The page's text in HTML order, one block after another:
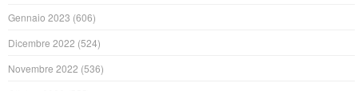
Gennaio 2023 (606)
Dicembre 2022 (524)
Novembre 2022 (536)